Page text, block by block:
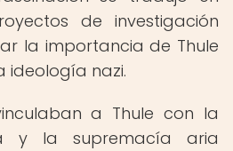
de investigación
la importancia de Thule
ideología nazi.
a Thule con la
y la supremacía aria